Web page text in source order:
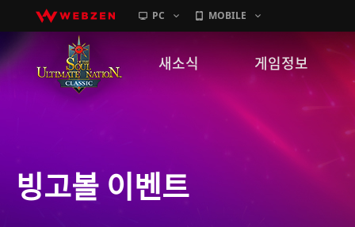
PC MOBILE
새소식
GM노트
게임정보
캐릭터소개
빙고볼 이벤트